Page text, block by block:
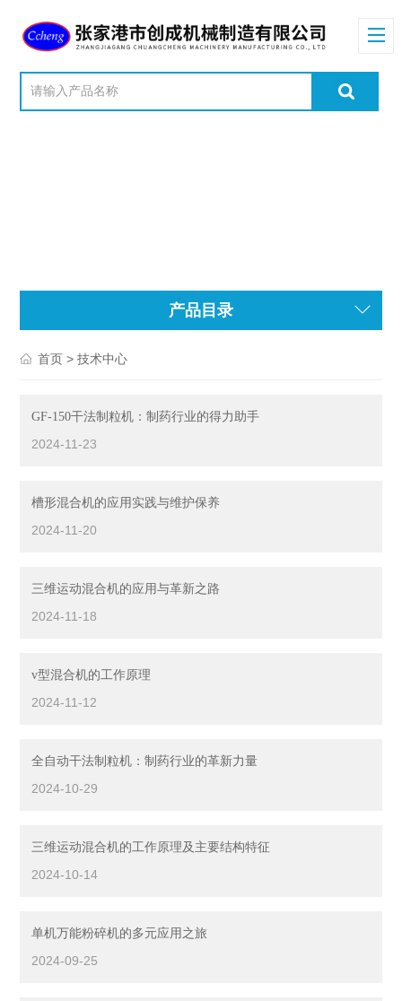
产品目录
首页 > 技术中心
GF-150干法制粒机：制药行业的得力助手
2024-11-23
槽形混合机的应用实践与维护保养
2024-11-20
三维运动混合机的应用与革新之路
2024-11-18
v型混合机的工作原理
2024-11-12
全自动干法制粒机：制药行业的革新力量
2024-10-29
三维运动混合机的工作原理及主要结构特征
2024-10-14
单机万能粉碎机的多元应用之旅
2024-09-25